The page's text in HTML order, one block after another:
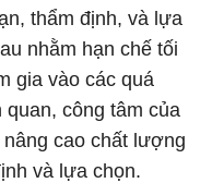
thẩm định, và lựa
nhằm hạn chế tối
gia vào các quá
công tâm của
cao chất lượng
và lựa chọn.